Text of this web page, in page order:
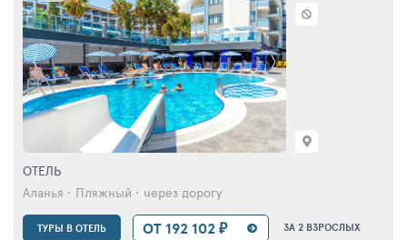
ОТЕЛЬ
Аланья • Пляжный • через дорогу
ТУРЫ В ОТЕЛЬ ОТ 192 102 ₽ ЗА 2 ВЗРОСЛЫХ